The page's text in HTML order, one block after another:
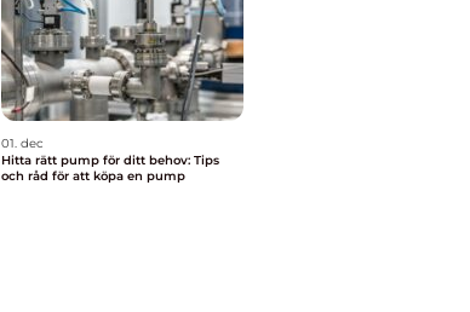
01. dec
Hitta rätt pump för ditt behov: Tips
och råd för att köpa en pump